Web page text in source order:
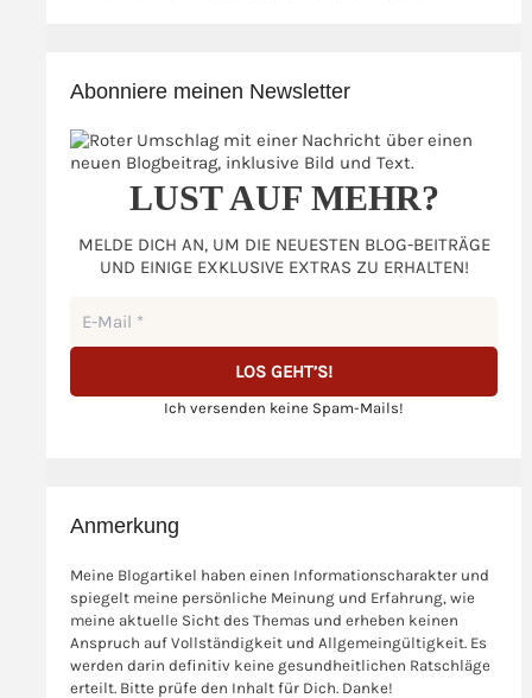
Abonniere meinen Newsletter
LUST AUF MEHR?
MELDE DICH AN, UM DIE NEUESTEN BLOG-BEITRÄGE
UND EINIGE EXKLUSIVE EXTRAS ZU ERHALTEN!
Ich versenden keine Spam-Mails!
Anmerkung
Meine Blogartikel haben einen Informationscharakter und
spiegelt meine persönliche Meinung und Erfahrung, wie
meine aktuelle Sicht des Themas und erheben keinen
Anspruch auf Vollständigkeit und Allgemeingültigkeit. Es
werden darin definitiv keine gesundheitlichen Ratschläge
erteilt. Bitte prüfe den Inhalt für Dich. Danke!